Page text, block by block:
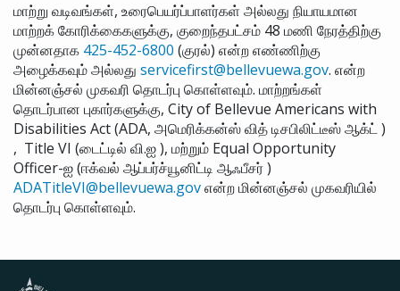
மாற்று வடிவங்கள், உரைபெயர்ப்பாளர்கள் அல்லது நியாயமான
மாற்றக் கோரிக்கைகளுக்கு, குறைந்தபட்சம் 48 மணி நேரத்திற்கு
முன்னதாக 425-452-6800 (குரல்) என்ற எண்ணிற்கு
அழைக்கவும் அல்லது servicefirst@bellevuewa.gov. என்ற
மின்னஞ்சல் முகவரி தொடர்பு கொள்ளவும். மாற்றங்கள்
தொடர்பான புகார்களுக்கு, City of Bellevue Americans with
Disabilities Act (ADA, அமெரிக்கன்ஸ் வித் டிசபிலிட்டீஸ் ஆக்ட் )
, Title VI (டைட்டில் வி.ஐ ), மற்றும் Equal Opportunity
Officer-ஐ (ஈக்வல் ஆப்பர்ச்யூனிட்டி ஆஃபீசர் )
ADATitleVI@bellevuewa.govஎன்ற மின்னஞ்சல் முகவரியில்
தொடர்பு கொள்ளவும்.